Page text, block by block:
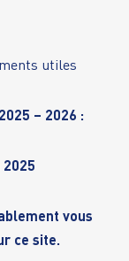
utiles
– 2026 :
vous
ce site.